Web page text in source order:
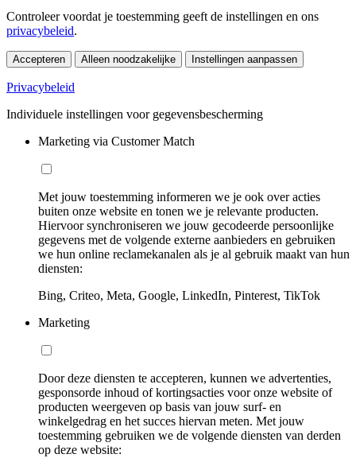
Controleer voordat je toestemming geeft de instellingen en ons
privacybeleid.
Accepteren Alleen noodzakelijke Instellingen aanpassen
Privacybeleid
Individuele instellingen voor gegevensbescherming
Marketing via Customer Match
Met jouw toestemming informeren we je ook over acties
buiten onze website en tonen we je relevante producten.
Hiervoor synchroniseren we jouw gecodeerde persoonlijke
gegevens met de volgende externe aanbieders en gebruiken
we hun online reclamekanalen als je al gebruik maakt van hun
diensten:
Bing, Criteo, Meta, Google, LinkedIn, Pinterest, TikTok
Marketing
Door deze diensten te accepteren, kunnen we advertenties,
gesponsorde inhoud of kortingsacties voor onze website of
producten weergeven op basis van jouw surf- en
winkelgedrag en het succes hiervan meten. Met jouw
toestemming gebruiken we de volgende diensten van derden
op deze website: